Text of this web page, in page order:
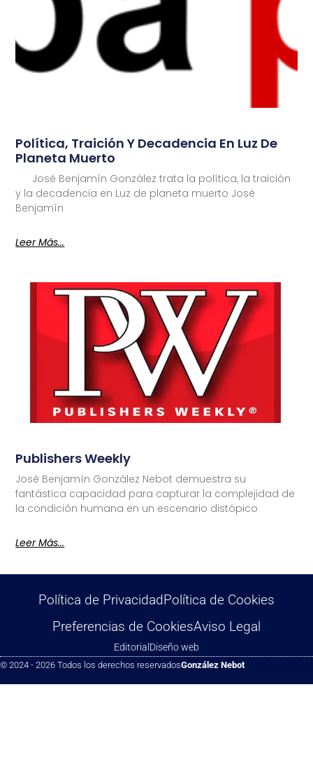
Política, Traición Y Decadencia En Luz De
Planeta Muerto
José Benjamín González trata la política, la traición
y la decadencia en Luz de planeta muerto José
Benjamín
Leer Más...
Publishers Weekly
José Benjamín González Nebot demuestra su
fantástica capacidad para capturar la complejidad de
la condición humana en un escenario distópico
Leer Más...
Política de PrivacidadPolítica de Cookies
Preferencias de CookiesAviso Legal
Editorial Diseño web
© 2024 - 2026 Todos los derechos reservadosGonzález Nebot